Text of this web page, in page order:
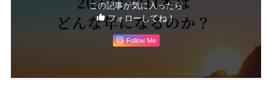
この記事が気に入ったら
フォローしてね！
Follow Me